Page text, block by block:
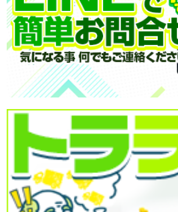
をご紹介!
本日も安全運転・ご安全に!
お問合せの際にはHPを見たとお伝え頂
【商品番号:14363】
営業担当:高橋
8月スタートしました!!
今日も元気に頑張りましょう!
●本日ご紹介車両●
【商品番号:14523】アルミバン H28 デュ
製 標準ロングボディ ラッシングレール2
☎0120-93-8833 営業担当:鎌田
「HP見て」とお伝えいただけるとスムー